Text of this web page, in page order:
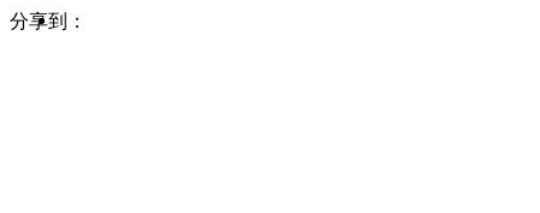
分享到：